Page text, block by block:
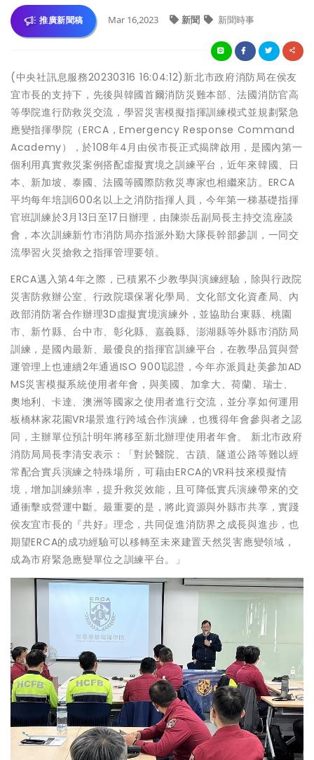
推廣新聞稿 Mar 16,2023 新聞 新聞時事
(中央社訊息服務20230316 16:04:12)新北市政府消防局在侯友
宜市長的支持下，先後與韓國首爾消防災難本部、法國消防官高
等學院進行防救災交流，學習災害模擬指揮訓練模式並規劃緊急
應變指揮學院（ERCA，Emergency Response Command
Academy），於108年4月由侯市長正式揭牌啟用，是國內第一
個利用真實救災案例搭配虛擬實境之訓練平台，近年來韓國、日
本、新加坡、泰國、法國等國際防救災專家也相繼來訪。ERCA
平均每年培訓600名以上之消防指揮人員，今年第一梯基礎指揮
官班訓練於3月13日至17日辦理，由陳崇岳副局長主持交流座談
會，本次訓練新竹市消防局亦指派外勤大隊長幹部參訓，一同交
流學習火災搶救之指揮管理要領。
ERCA邁入第4年之際，已積累不少教學與演練經驗，除與行政院
災害防救辦公室、行政院環保署化學局、文化部文化資產局、內
政部消防署合作辦理3D虛擬實境演練外，並協助台東縣、桃園
市、新竹縣、台中市、彰化縣、嘉義縣、澎湖縣等外縣市消防局
訓練，是國內最新、最優良的指揮官訓練平台，在教學品質與營
運管理上也連續2年通過ISO 9001認證，今年亦派員赴美參加AD
MS災害模擬系統使用者年會，與美國、加拿大、荷蘭、瑞士、
奧地利、卡達、澳洲等國家之使用者進行交流，並分享如何運用
板橋林家花園VR場景進行跨域合作演練，也獲得年會參與者之認
同，主辦單位預計明年將移至新北辦理使用者年會。 新北市政府
消防局局長李清安表示：「對於醫院、古蹟、隧道公路等難以經
常配合實兵演練之特殊場所，可藉由ERCA的VR科技來模擬情
境，增加訓練頻率，提升救災效能，且可降低實兵演練帶來的交
通衝擊或營運中斷。最重要的是，將此資源與外縣市共享，實踐
侯友宜市長的『共好』理念，共同促進消防界之成長與進步，也
期望ERCA的成功經驗可以移轉至未來建置天然災害應變領域，
成為市府緊急應變單位之訓練平台。」